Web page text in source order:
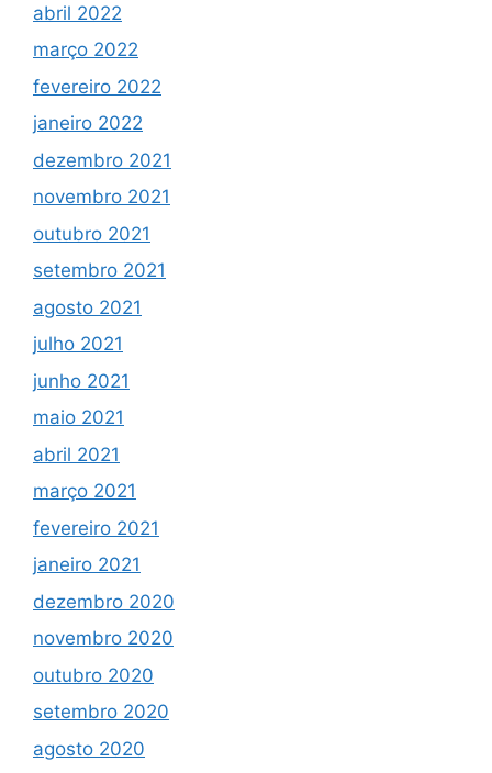
abril 2022
março 2022
fevereiro 2022
janeiro 2022
dezembro 2021
novembro 2021
outubro 2021
setembro 2021
agosto 2021
julho 2021
junho 2021
maio 2021
abril 2021
março 2021
fevereiro 2021
janeiro 2021
dezembro 2020
novembro 2020
outubro 2020
setembro 2020
agosto 2020